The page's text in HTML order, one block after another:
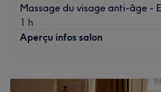
Massage du visage anti-âge -
1 h
Aperçu infos salon